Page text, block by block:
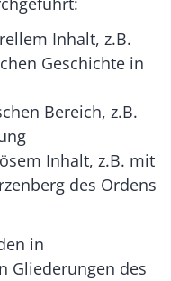
Inhalt, z.B.
Geschichte in
Bereich, z.B.
Inhalt, z.B. mit
des Ordens
in
Gliederungen des